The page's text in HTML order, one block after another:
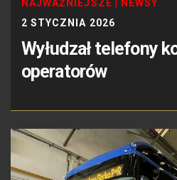
NAJWAŻNIEJSZE
NEWSY
2 STYCZNIA 2026
Wyłudzał telefony
operatorów